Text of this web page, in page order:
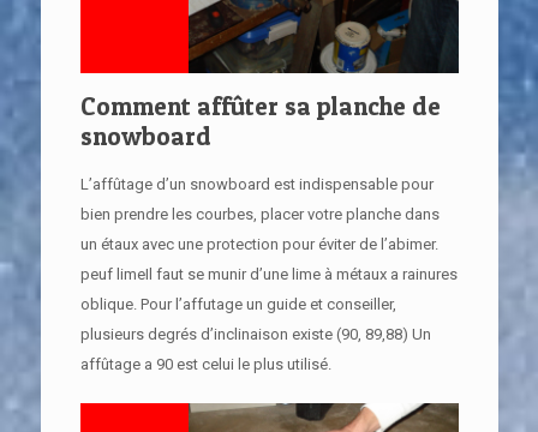
Comment affûter sa planche de
snowboard
L’affûtage d’un snowboard est indispensable pour
bien prendre les courbes, placer votre planche dans
un étaux avec une protection pour éviter de l’abimer.
peuf limeIl faut se munir d’une lime à métaux a rainures
oblique. Pour l’affutage un guide et conseiller,
plusieurs degrés d’inclinaison existe (90, 89,88) Un
affûtage a 90 est celui le plus utilisé.